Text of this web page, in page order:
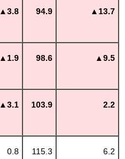
▲3.8 94.9 ▲13.7
▲1.9 98.6 ▲9.5
▲3.1 103.9 2.2
0.8 115.3 6.2